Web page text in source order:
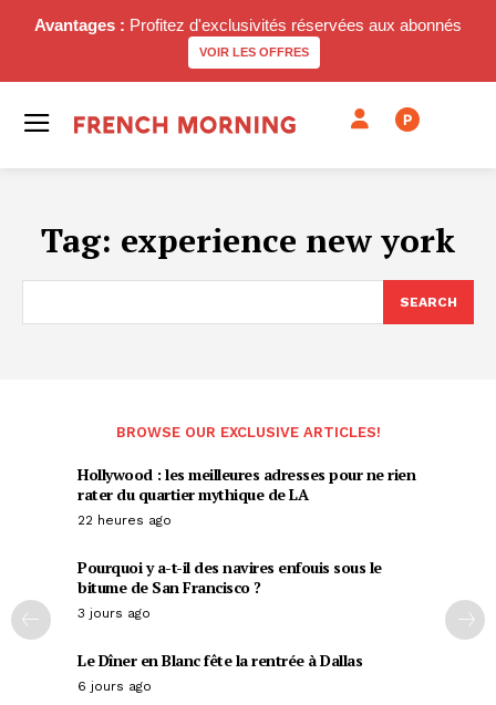
Avantages : Profitez d'exclusivités réservées aux abonnés
VOIR LES OFFRES
P
Tag: experience new york
SEARCH
BROWSE OUR EXCLUSIVE ARTICLES!
Hollywood : les meilleures adresses pour ne rien
rater du quartier mythique de LA
22 heures ago
Pourquoi y a-t-il des navires enfouis sous le
bitume de San Francisco ?
3 jours ago
Le Dîner en Blanc fête la rentrée à Dallas
6 jours ago